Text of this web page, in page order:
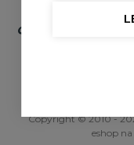
Copyright © 2010 -
eshop